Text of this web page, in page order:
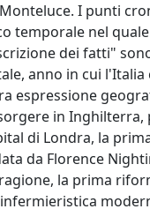
I punti
temporale nel
dei fatti"
anno in cui l'Italia
espressione
in Inghilterra,
di Londra, la
da Florence
la prima